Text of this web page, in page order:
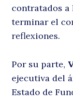
contratados a
terminar el
reflexiones.
Por su parte,
ejecutiva del
Estado de